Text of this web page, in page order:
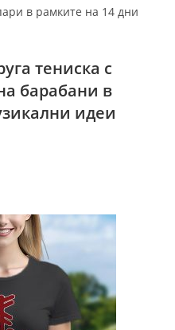
в рамките на 14 дни
тениска с
барабани в
идеи